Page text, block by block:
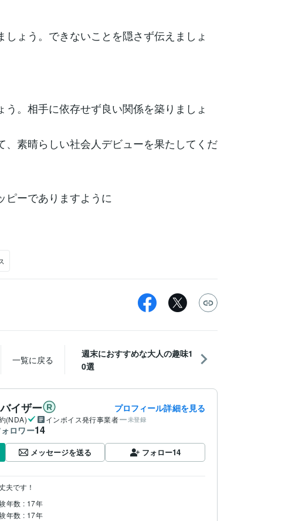
ょう。できないことを隠さず伝えましょ
。相手に依存せず良い関係を築りましょ
、素晴らしい社会人デビューを果たしてくだ
ピーでありますように
一覧に戻る
週末におすすめな大人の趣味1
0選
イザー プロフィール詳細を見る
(NDA) インボイス発行事業者 未登録
ロワー14
メッセージを送る フォロー14
夫です！
年数 : 17年
年数 : 17年